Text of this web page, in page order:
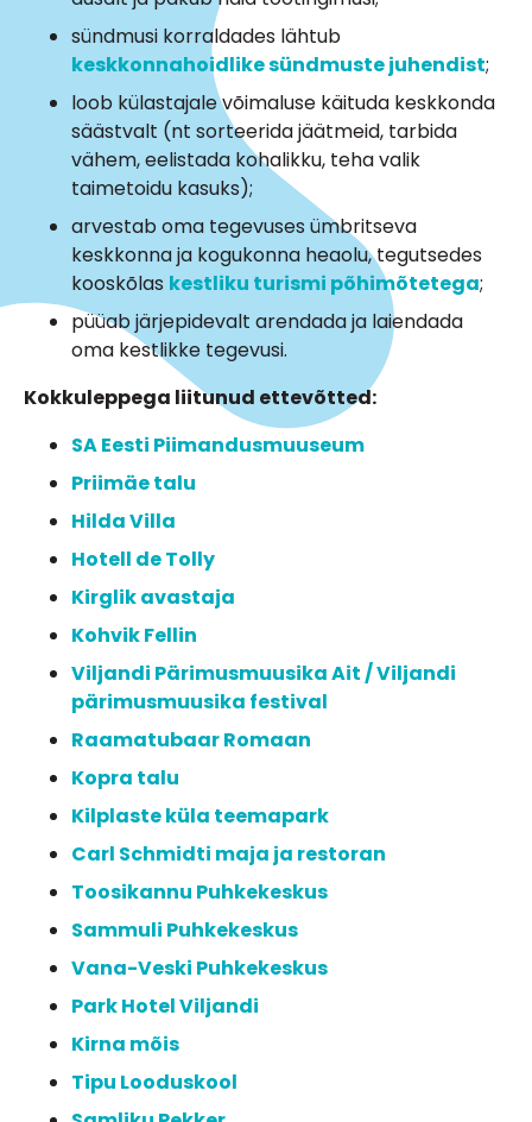
sündmusi korraldades lähtub
keskkonnahoidlike sündmuste juhendist;
loob külastajale võimaluse käituda keskkonda
säästvalt (nt sorteerida jäätmeid, tarbida
vähem, eelistada kohalikku, teha valik
taimetoidu kasuks);
arvestab oma tegevuses ümbritseva
keskkonna ja kogukonna heaolu, tegutsedes
kooskõlas kestliku turismi põhimõtetega;
püüab järjepidevalt arendada ja laiendada
oma kestlikke tegevusi.
Kokkuleppega liitunud ettevõtted:
SA Eesti Piimandusmuuseum
Priimäe talu
Hilda Villa
Hotell de Tolly
Kirglik avastaja
Kohvik Fellin
Viljandi Pärimusmuusika Ait / Viljandi
pärimusmuusika festival
Raamatubaar Romaan
Kopra talu
Kilplaste küla teemapark
Carl Schmidti maja ja restoran
Toosikannu Puhkekeskus
Sammuli Puhkekeskus
Vana-Veski Puhkekeskus
Park Hotel Viljandi
Kirna mõis
Tipu Looduskool